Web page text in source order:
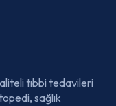
tıbbi tedavileri
sağlık